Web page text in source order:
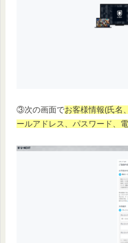
③次の画面でお客様情報(氏名
ールアドレス、パスワード、